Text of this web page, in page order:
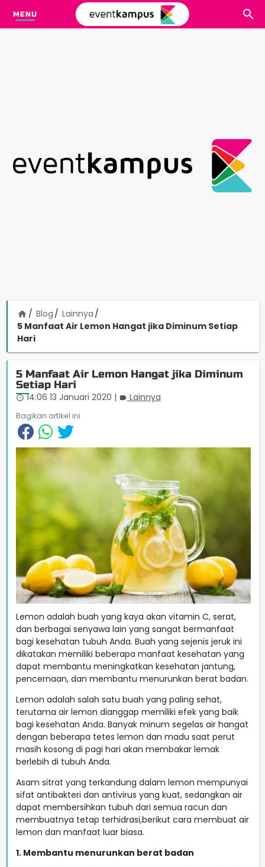
MENU
home Blog
Lainnya
5 Manfaat Air Lemon Hangat jika Diminum Setiap
Hari
5 Manfaat Air Lemon Hangat jika Diminum
Setiap Hari
access_time 14:06 13 Januari 2020 | label Lainnya
Bagikan artikel ini
Lemon adalah buah yang kaya akan vitamin C, serat,
dan berbagai senyawa lain yang sangat bermanfaat
bagi kesehatan tubuh Anda. Buah yang sejenis jeruk ini
dikatakan memiliki beberapa manfaat kesehatan yang
dapat membantu meningkatkan kesehatan jantung,
pencernaan, dan membantu menurunkan berat badan.
Lemon adalah salah satu buah yang paling sehat,
terutama air lemon dianggap memiliki efek yang baik
bagi kesehatan Anda. Banyak minum segelas air hangat
dengan beberapa tetes lemon dan madu saat perut
masih kosong di pagi hari akan membakar lemak
berlebih di tubuh Anda.
Asam sitrat yang terkandung dalam lemon mempunyai
sifat antibakteri dan antivirus yang kuat, sedangkan air
dapat membersihkan tubuh dari semua racun dan
membuatnya tetap terhidrasi,berikut cara membuat air
lemon dan manfaat luar biasa.
1. Membantu menurunkan berat badan